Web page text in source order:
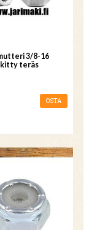
3/8-16
teräs
OSTA